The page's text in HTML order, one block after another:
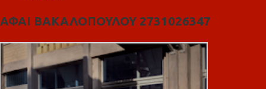
ΑΦΑΙ ΒΑΚΑΛΟΠΟΥΛΟΥ 2731026347